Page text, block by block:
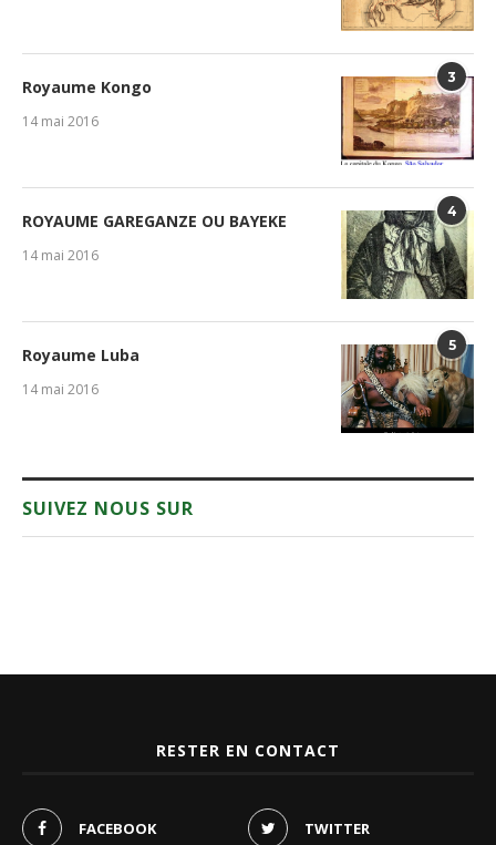
3
Royaume Kongo
14 mai 2016
4
ROYAUME GAREGANZE OU BAYEKE
14 mai 2016
5
Royaume Luba
14 mai 2016
SUIVEZ NOUS SUR
RESTER EN CONTACT
FACEBOOK TWITTER